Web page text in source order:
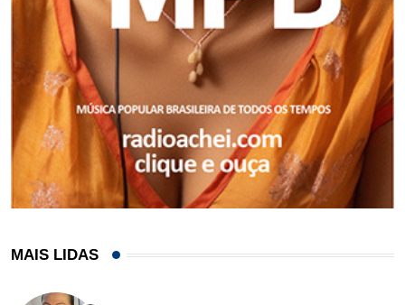
MAIS LIDAS